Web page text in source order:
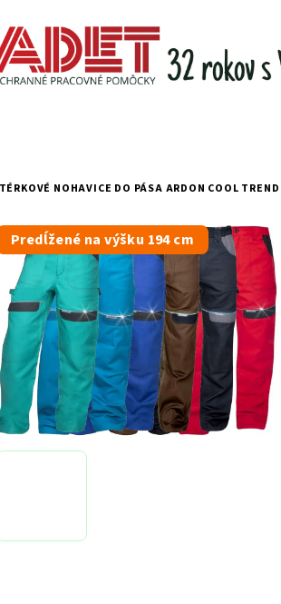
NOHAVICE DO PÁSA ARDON COOL
Predĺžené na výšku 194 cm